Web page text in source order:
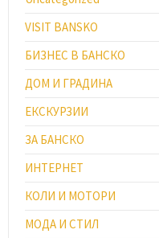
VISIT BANSKO
БИЗНЕС В БАНСКО
ДОМ И ГРАДИНА
ЕКСКУРЗИИ
ЗА БАНСКО
ИНТЕРНЕТ
КОЛИ И МОТОРИ
МОДА И СТИЛ